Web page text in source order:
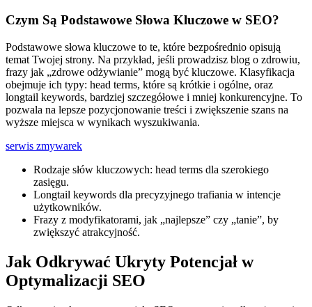
Czym Są Podstawowe Słowa Kluczowe w SEO?
Podstawowe słowa kluczowe to te, które bezpośrednio opisują
temat Twojej strony. Na przykład, jeśli prowadzisz blog o zdrowiu,
frazy jak „zdrowe odżywianie” mogą być kluczowe. Klasyfikacja
obejmuje ich typy: head terms, które są krótkie i ogólne, oraz
longtail keywords, bardziej szczegółowe i mniej konkurencyjne. To
pozwala na lepsze pozycjonowanie treści i zwiększenie szans na
wyższe miejsca w wynikach wyszukiwania.
serwis zmywarek
Rodzaje słów kluczowych: head terms dla szerokiego
zasięgu.
Longtail keywords dla precyzyjnego trafiania w intencje
użytkowników.
Frazy z modyfikatorami, jak „najlepsze” czy „tanie”, by
zwiększyć atrakcyjność.
Jak Odkrywać Ukryty Potencjał w
Optymalizacji SEO